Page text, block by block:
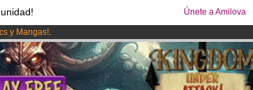
Únete a Amilova
y Mangas!.
Hazte Premium ya
!.